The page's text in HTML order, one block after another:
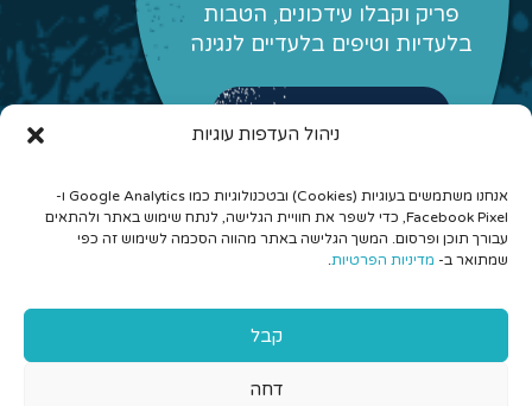
ניהול העדפות עוגיות
אנחנו משתמשים בעוגיות (Cookies) ובטכנולוגיות כמו Google Analytics ו-
Facebook Pixel, כדי לשפר את חוויית הגלישה, לנתח שימוש באתר ולהתאים
עבורך תוכן ופרסום. המשך הגלישה באתר מהווה הסכמה לשימוש זה כפי
שמתואר ב- מדיניות הפרטיות.
קבל
דחה
פריק וקבלו עידכונים, הטבות
בלעדיות וטיפים בלעדיים לנגינה
© 2026 כל הזכויות שמורות לגיטר פריק - לימוד גיטרה אונליין